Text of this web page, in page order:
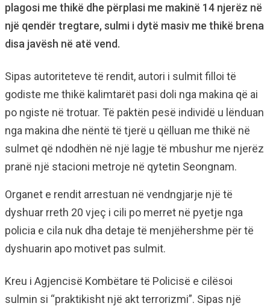
plagosi me thikë dhe përplasi me makinë 14 njerëz në
një qendër tregtare, sulmi i dytë masiv me thikë brena
disa javësh në atë vend.
Sipas autoriteteve të rendit, autori i sulmit filloi të
godiste me thikë kalimtarët pasi doli nga makina që ai
po ngiste në trotuar. Të paktën pesë individë u lënduan
nga makina dhe nëntë të tjerë u qëlluan me thikë në
sulmet që ndodhën në një lagje të mbushur me njerëz
pranë një stacioni metroje në qytetin Seongnam.
Organet e rendit arrestuan në vendngjarje një të
dyshuar rreth 20 vjeç i cili po merret në pyetje nga
policia e cila nuk dha detaje të menjëhershme për të
dyshuarin apo motivet pas sulmit.
Kreu i Agjencisë Kombëtare të Policisë e cilësoi
sulmin si “praktikisht një akt terrorizmi”. Sipas një